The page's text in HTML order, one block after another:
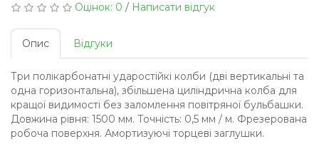
Оцінок: 0 / Написати відгук
Опис Відгуки
Три полікарбонатні ударостійкі колби (дві вертикальні та
одна горизонтальна), збільшена циліндрична колба для
кращої видимості без заломлення повітряної бульбашки.
Довжина рівня: 1500 мм. Точність: 0,5 мм / м. Фрезерована
робоча поверхня. Амортизуючі торцеві заглушки.